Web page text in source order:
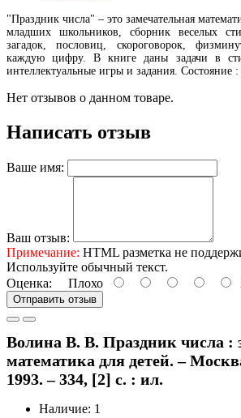
"Праздник числа" – это замечательная
младших школьников, сборник веселых
загадок, пословиц, скороговорок,
каждую цифру. В книге даны задачи в
интеллектуальные игры и задания. Состояние
Нет отзывов о данном товаре.
Написать отзыв
Ваше имя:
Ваш отзыв:
Примечание: HTML разметка не
Используйте обычный текст.
Оценка: Плохо
Отправить отзыв
Волина В. В. Праздник числа :
математика для детей. –
1993. – 334, [2] с. : ил.
Наличие: 1